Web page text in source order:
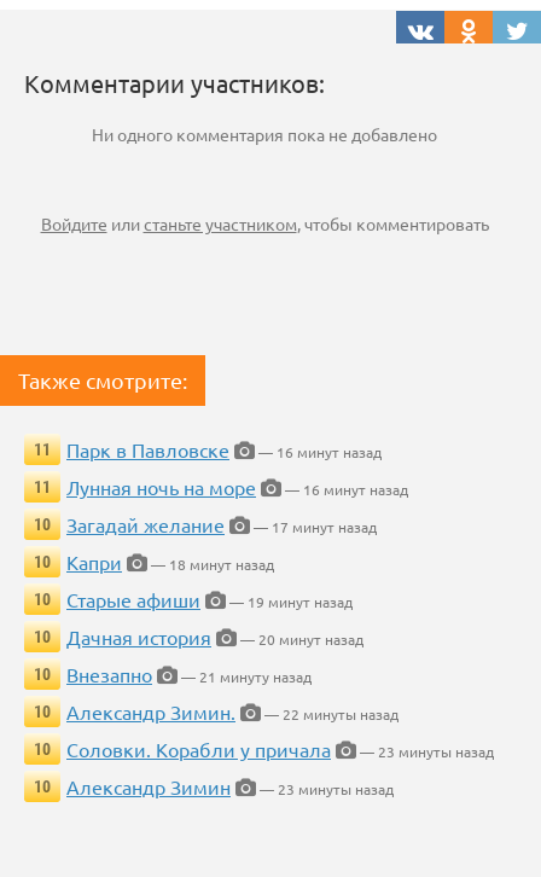
Комментарии участников:
Ни одного комментария пока не добавлено
Войдите илистаньте участником, чтобы комментировать
Также смотрите:
11 Парк в Павловске
— 16 минут назад
11
Лунная ночь на море
— 16 минут назад
10
Загадай желание
— 17 минут назад
10
Капри
— 18 минут назад
10
Старые афиши
— 19 минут назад
10
Дачная история
— 20 минут назад
10
Внезапно
— 21 минуту назад
10
Александр Зимин.
— 22 минуты назад
10
Соловки. Корабли у причала
— 23 минуты назад
10
Александр Зимин — 23 минуты назад